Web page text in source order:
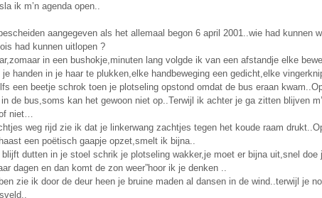
ik m’n agenda open..
aangegeven als het allemaal begon 6 april 2001..wie had kunnen
had kunnen uitlopen ?
in een bushokje,minuten lang volgde ik van een afstandje elke
handen in je haar te plukken,elke handbeweging een gedicht,elke
een beetje schrok toen je plotseling opstond omdat de bus eraan
de bus,soms kan het gewoon niet op..Terwijl ik achter je ga zitten blijven
of niet
weg rijd zie ik dat je linkerwang zachtjes tegen het koude raam
een poëtisch gaapje opzet,smelt ik bijna..
blijft dutten in je stoel schrik je plotseling wakker,je moet er bijna uit,snel
dagen en dan komt de zon weer”hoor ik je denken ..
zie ik door de deur heen je bruine maden al dansen in de wind..terwijl je